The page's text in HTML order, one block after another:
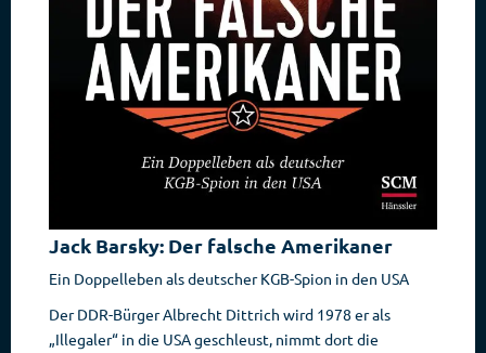
Jack Barsky: Der falsche Amerikaner
Ein Doppelleben als deutscher KGB-Spion in den USA
Der DDR-Bürger Albrecht Dittrich wird 1978 er als
„Illegaler“ in die USA geschleust, nimmt dort die